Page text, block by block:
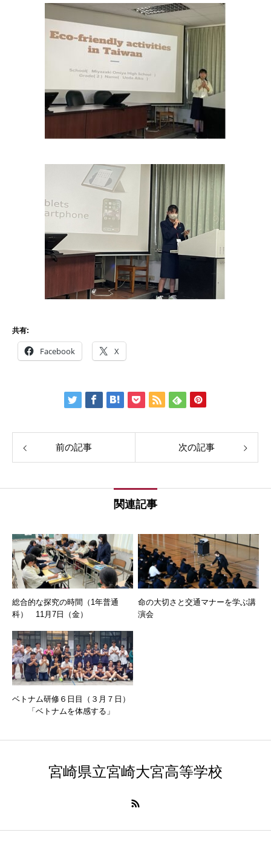
共有:
Facebook X
前の記事 次の記事
関連記事
総合的な探究の時間（1年普通
科） 11月7日（金）
命の大切さと交通マナーを学ぶ講
演会
ベトナム研修６日目（３月７日）
「ベトナムを体感する」
宮崎県立宮崎大宮高等学校